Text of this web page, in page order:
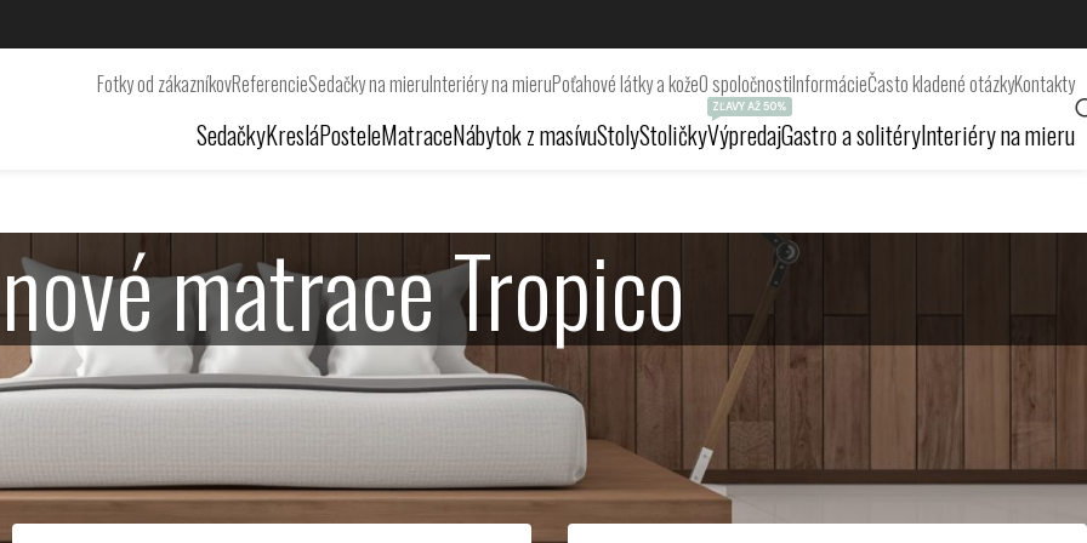
Fotky od zákazníkovReferencieSedačky na mieruInteriéry na mieruPoťahové látky a kožeO spoločnostiInformácieČasto kladené otázkyKontakty
SedačkyKresláPosteleMatraceNábytok z masívuStolyStoličkyVýpredaj
ZĽAVY AŽ 50%
Gastro a solitéryInteriéry na mieru
matrace Tropico
Tropico Vám doprajú kvalitný spánok.
Zobrazených 13–14 z 14 výsledkov